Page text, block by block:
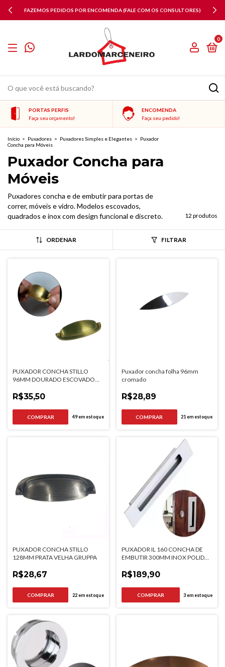
FAZEMOS PEDIDOS POR ENCOMENDA (FALE COM OS CONSULTORES)
0
PORTAS PERFIS
Faça seu orçamento!
ENCOMENDA
Faça seu pedido!
Início > Puxadores > Puxadores Simples e Elegantes > Puxador
Concha para Móveis
Puxador Concha para
Móveis
Puxadores concha e de embutir para portas de
correr, móveis e vidro. Modelos escovados,
quadrados e inox com design funcional e discreto.
12 produtos
ORDENAR FILTRAR
PUXADOR CONCHA STILLO
96MM DOURADO ESCOVADO
R$35,50
49em estoque
Puxador concha folha 96mm
cromado
R$28,89
21 em estoque
PUXADOR CONCHA STILLO
128MM PRATA VELHA GRUPPA
R$28,67
22em estoque
PUXADOR IL 160 CONCHA DE
EMBUTIR 300MM INOX POLIDO
R$189,90
3em estoque